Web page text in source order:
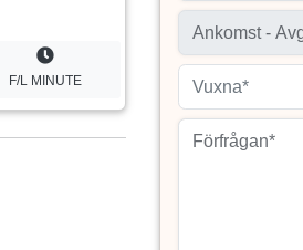
F/L MINUTE Vuxna*